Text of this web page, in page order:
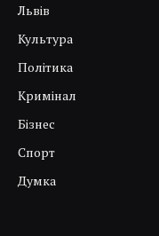
Львів
Культура
Політика
Кримінал
Бізнес
Спорт
Думка